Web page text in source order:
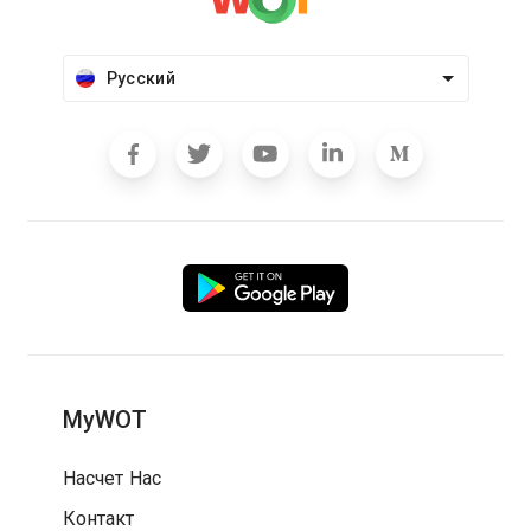
Русский
MyWOT
Насчет Нас
Контакт